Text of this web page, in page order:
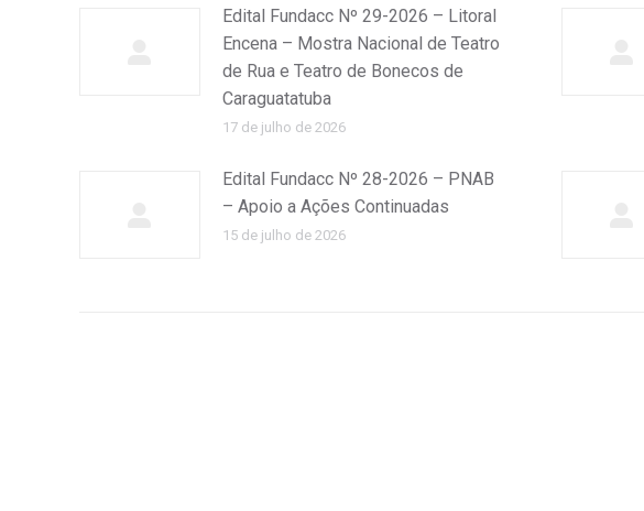
Edital Fundacc Nº 29-2026 – Litoral
Encena – Mostra Nacional de Teatro
de Rua e Teatro de Bonecos de
Caraguatatuba
17 de julho de 2026
Edital Fundacc Nº 28-2026 – PNAB
– Apoio a Ações Continuadas
15 de julho de 2026